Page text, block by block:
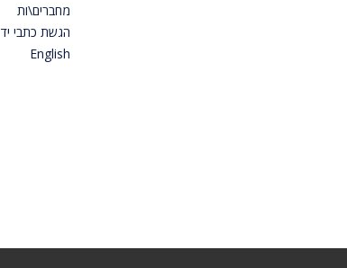
מחברים\ות
הגשת כתבי יד
English